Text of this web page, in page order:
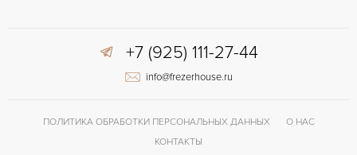
Отделка драгоценными камнями
+7 (925) 111-27-44
info@frezerhouse.ru
ПОЛИТИКА ОБРАБОТКИ ПЕРСОНАЛЬНЫХ ДАННЫХ
О НАС
КОНТАКТЫ